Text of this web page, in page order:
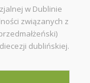
w Dublinie
związanych z
dublińskiej.